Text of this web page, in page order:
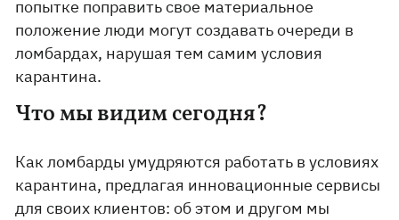
попытке поправить свое материальное
положение люди могут создавать очереди в
ломбардах, нарушая тем самим условия
карантина.
Что мы видим сегодня?
Как ломбарды умудряются работать в условиях
карантина, предлагая инновационные сервисы
для своих клиентов: об этом и другом мы